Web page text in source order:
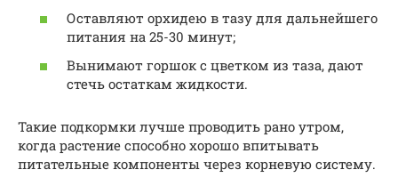
Оставляют орхидею в тазу для дальнейшего
питания на 25-30 минут;
Вынимают горшок с цветком из таза, дают
стечь остаткам жидкости.
Такие подкормки лучше проводить рано утром,
когда растение способно хорошо впитывать
питательные компоненты через корневую систему.